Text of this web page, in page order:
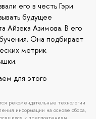
его в честь Гэри
будущее
Айзека Азимова. В его
Она подбирает
метрик
для этого
рекомендательные технологии
информации на основе сбора,
к предпочтениям